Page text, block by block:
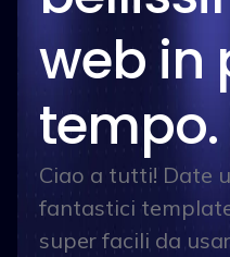
web in
tempo.
Ciao a tutti! Date
fantastici
super facili da